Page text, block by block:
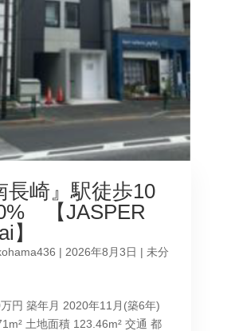
長崎』駅徒歩10
【JASPER
】
| 2026年8月3日 | 未分
万円 築年月 2020年11月(築6年)
土地面積 123.46m² 交通 都